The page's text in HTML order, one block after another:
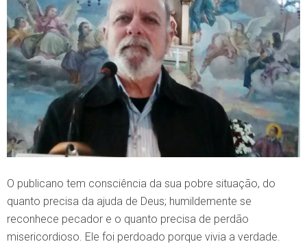
O publicano tem consciência da sua pobre situação, do
quanto precisa da ajuda de Deus; humildemente se
reconhece pecador e o quanto precisa de perdão
misericordioso. Ele foi perdoado porque vivia a verdade.